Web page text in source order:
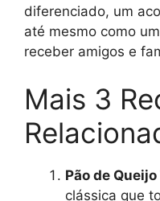
diferenciado, um
até mesmo como
receber amigos e
Mais 3
Pão de
clássica que